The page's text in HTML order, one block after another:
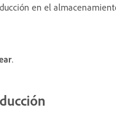
en el
.